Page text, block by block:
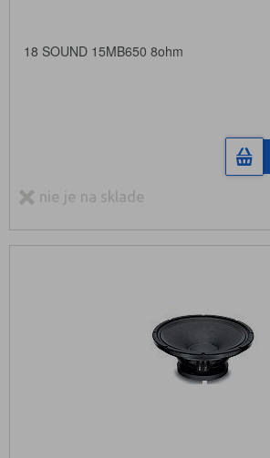
18 SOUND 15MB650 8ohm
nie je na sklade